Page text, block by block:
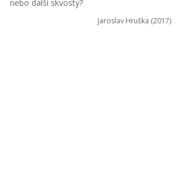
nebo další skvosty?
Jaroslav Hruška (2017)